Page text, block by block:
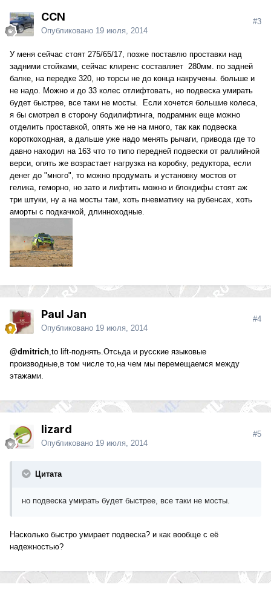
CCN
Опубликовано 19 июля, 2014
#3
У меня сейчас стоят 275/65/17, позже поставлю проставки над
задними стойками, сейчас клиренс составляет 280мм. по задней
балке, на передке 320, но торсы не до конца накручены. больше и
не надо. Можно и до 33 колес отлифтовать, но подвеска умирать
будет быстрее, все таки не мосты. Если хочется большие колеса,
я бы смотрел в сторону бодилифтинга, подрамник еще можно
отделить проставкой, опять же не на много, так как подвеска
короткоходная, а дальше уже надо менять рычаги, привода где то
давно находил на 163 что то типо передней подвески от раллийной
верси, опять же возрастает нагрузка на коробку, редуктора, если
денег до "много", то можно продумать и установку мостов от
гелика, геморно, но зато и лифтить можно и блокдифы стоят аж
три штуки, ну а на мосты там, хоть пневматику на рубенсах, хоть
аморты с подкачкой, длинноходные.
Paul Jan
Опубликовано 19 июля, 2014
#4
@dmitrich,to lift-поднять.Отсьда и русские языковые
производные,в том числе то,на чем мы перемещаемся между
этажами.
lizard
Опубликовано 19 июля, 2014
#5
Цитата
но подвеска умирать будет быстрее, все таки не мосты.
Насколько быстро умирает подвеска? и как вообще с её
надежностью?